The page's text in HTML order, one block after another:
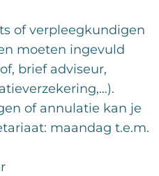
of verpleegkundigen
moeten ingevuld
brief adviseur,
of annulatie kan je
maandag t.e.m.